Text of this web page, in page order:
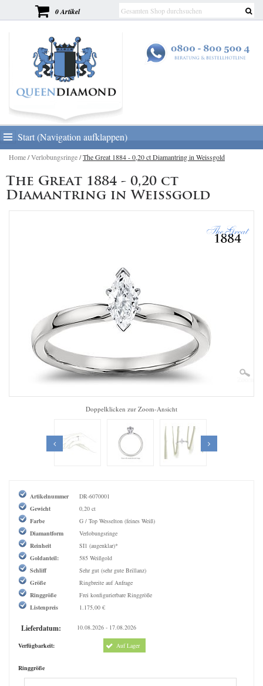
0 Artikel
Start (Navigation aufklappen)
Home/Verlobungsringe/The Great 1884 - 0,20 ct Diamantring in Weissgold
The Great 1884 - 0,20 ct
Diamantring in Weissgold
Zoom
Doppelklicken zur Zoom-Ansicht
Artikelnummer
DR-6070001
Gewicht
0,20 ct
Farbe
G / Top Wesselton (feines Weiß)
Diamantform
Verlobungsringe
Reinheit
SI1 (augenklar)*
Goldanteil:
585 Weißgold
Schliff
Sehr gut (sehr gute Brillanz)
Größe
Ringbreite auf Anfrage
Ringgröße
Frei konfigurierbare Ringgröße
Listenpreis
1.175,00 €
Lieferdatum: 10.08.2026 - 17.08.2026
Verfügbarkeit: Auf Lager
Ringgröße